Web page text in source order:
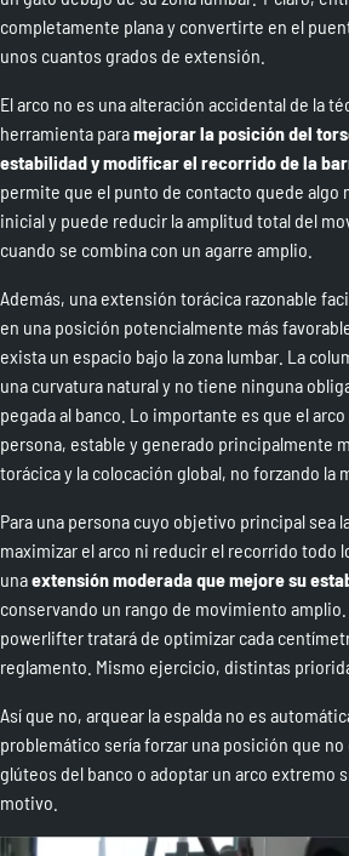
completamente plana y convertirte en el
unos cuantos grados de extensión.
El arco no es una alteración accidental de la
herramienta paramejorar la posición del
estabilidad y modificar el recorrido de la
permite que el punto de contacto quede algo
inicial y puede reducir la amplitud total del
cuando se combina con un agarre amplio.
Además, una extensión torácica razonable
en una posición potencialmente más
exista un espacio bajo la zona lumbar. La
una curvatura natural y no tiene ninguna
pegada al banco. Lo importante es que el
persona, estable y generado principalmente
torácica y la colocación global, no forzando la
Para una persona cuyo objetivo principal sea
maximizar el arco ni reducir el recorrido todo
unaextensión moderada que mejore su
conservando un rango de movimiento
powerlifter tratará de optimizar cada
reglamento. Mismo ejercicio, distintas
Así que no, arquear la espalda no es
problemático sería forzar una posición que
glúteos del banco o adoptar un arco extremo
motivo.